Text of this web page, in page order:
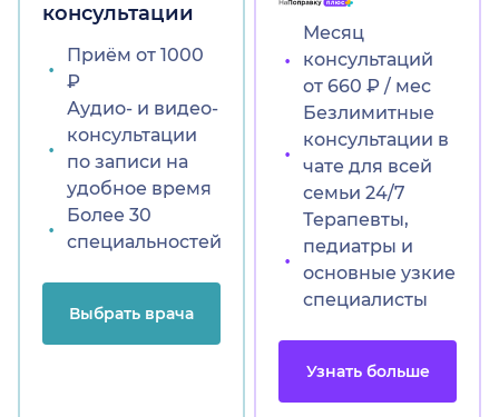
консультации
Приём от 1000
₽
Аудио- и видео-
консультации
по записи на
удобное время
Более 30
специальностей
Выбрать врача
Месяц
консультаций
от 660 ₽ / мес
Безлимитные
консультации в
чате для всей
семьи 24/7
Терапевты,
педиатры и
основные узкие
специалисты
Узнать больше